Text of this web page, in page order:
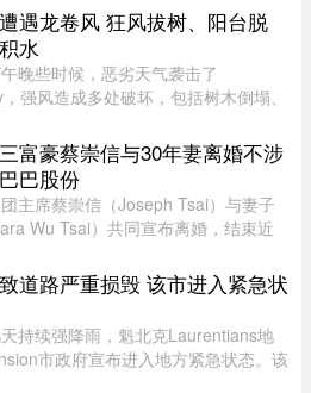
小时延长至近 90 分钟。Santé
，等待时间变长 ...
遇龙卷风 狂风拔树、阳台脱
水
晚些时候，恶劣天气袭击了
强风造成多处破坏，包括树木倒塌、
场影像，怀疑当地可能出现“一场小
但目前尚无法正式确认 ...
富豪蔡崇信与30年妻离婚不涉
巴股份
主席蔡崇信（Joseph Tsai）与妻子
Wu Tsai）共同宣布离婚，结束近
的决定。目前没有出售任何阿里巴巴
蔡崇信担任阿里 ...
道路严重损毁 该市进入紧急状
持续强降雨，魁北克Laurentians地
市政府宣布进入地方紧急状态。该